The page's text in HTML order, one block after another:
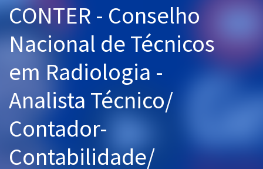
Cursos 20% OFF
Pós
Graduação
OAB
Questões grátis
CONTER - Conselho
Nacional de Técnicos
em Radiologia -
Analista Técnico/
Contador-
Contabilidade/